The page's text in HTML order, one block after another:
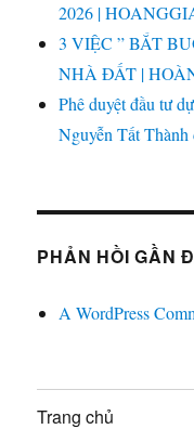
2026 |
3 VIỆC ” BẮT
NHÀ ĐẤT |
Phê duyệt đầu tư
Nguyễn Tất
PHẢN HỒI GẦN
A WordPress
Trang chủ